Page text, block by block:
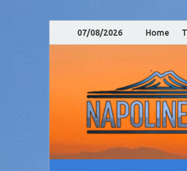
07/08/2026 Home